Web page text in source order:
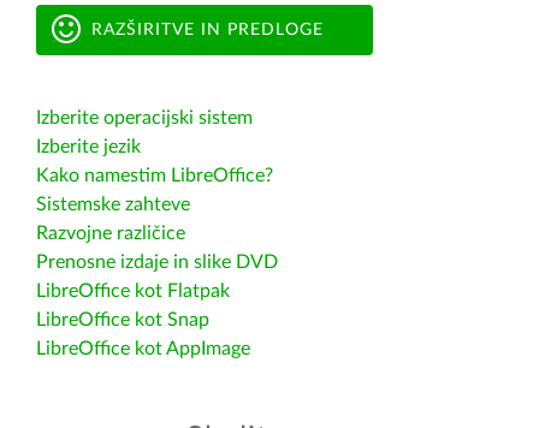
RAZŠIRITVE IN PREDLOGE
Izberite operacijski sistem
Izberite jezik
Kako namestim LibreOffice?
Sistemske zahteve
Razvojne različice
Prenosne izdaje in slike DVD
LibreOffice kot Flatpak
LibreOffice kot Snap
LibreOffice kot AppImage